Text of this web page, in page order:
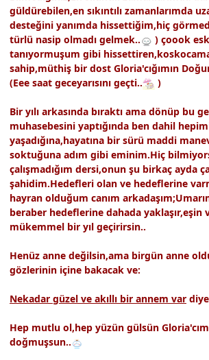
güldürebilen,en sıkıntılı zamanlarımda
desteğini yanımda hissettiğim,hiç
türlü nasip olmadı gelmek..
) çoook
tanıyormuşum gibi
sahip,müthiş bir dost Gloria'cığımın
(Eee saat geceyarısını geçti..
)
Bir yılı arkasında bıraktı ama dönüp bu
muhasebesini yaptığında ben dahil
yaşadığına,hayatına bir sürü maddi
soktuğuna adım gibi eminim.Hiç
çalışmadığım dersi,onun şu birkaç ayda
şahidim.Hedefleri olan ve hedeflerine
hayran olduğum canım
beraber hedeflerine dahada yaklaşır,eşin
mükemmel bir yıl geçirirsin..
Henüz anne değilsin,ama birgün anne
gözlerinin içine bakacak ve:
Nekadar güzel ve akıllı bir annem var
Hep mutlu ol,hep yüzün gülsün
doğmuşsun..